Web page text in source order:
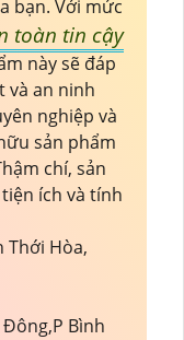
bạn. Với mức
toàn tin cậy
này sẽ đáp
và an ninh
nghiệp và
sản phẩm
chí, sản
ích và tính
Thới Hòa,
Bình